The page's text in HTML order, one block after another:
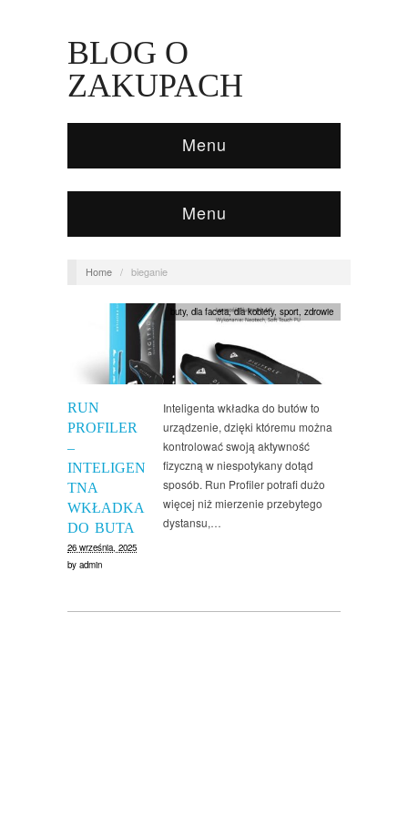
BLOG O
ZAKUPACH
Menu
Menu
Home / bieganie
RUN
PROFILER
–
INTELIGEN
TNA
WKŁADKA
DO BUTA
26 września, 2025
by admin
buty,dla faceta,dla kobiety,sport ,zdrowie
Inteligenta wkładka do butów to
urządzenie, dzięki któremu można
kontrolować swoją aktywność
fizyczną w niespotykany dotąd
sposób. Run Profiler potrafi dużo
więcej niż mierzenie przebytego
dystansu,…